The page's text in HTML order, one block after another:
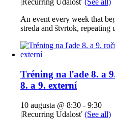
|Recurring Udalosť (See all)
An event every week that
streda and štvrtok, repeating
Tréning na ľade 8. a
8. a 9. externí
10 augusta @ 8:30 - 9:30
|Recurring Udalosť (See all)